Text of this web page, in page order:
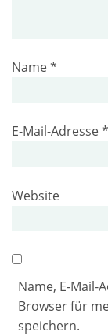
Name*
E-Mail-Adresse*
Website
Name, E-Mail-
Browser für
speichern.